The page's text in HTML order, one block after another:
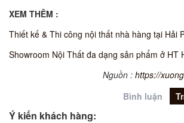
XEM THÊM :
Thiết kế & Thi công nội thất nhà hàng tại Hải
Showroom Nội Thất đa dạng sản phẩm ở HT
Nguồn : https://
Bình luận
Ý kiến khách hàng: